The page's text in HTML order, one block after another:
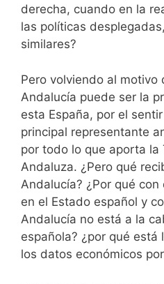
derecha, cuando en la
las políticas
similares?
Pero volviendo al motivo
Andalucía puede ser la
esta España, por el
principal representante
por todo lo que aporta la
Andaluza. ¿Pero qué
Andalucía? ¿Por qué
en el Estado español y
Andalucía no está a la
española? ¿por qué está
los datos económicos